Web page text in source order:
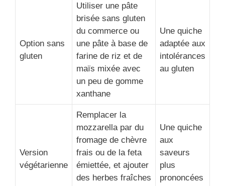
Option sans
gluten
Utiliser une pâte
brisée sans gluten
du commerce ou
une pâte à base de
farine de riz et de
maïs mixée avec
un peu de gomme
xanthane
Une quiche
adaptée aux
intolérances
au gluten
Version
végétarienne
Remplacer la
mozzarella par du
fromage de chèvre
frais ou de la feta
émiettée, et ajouter
des herbes fraîches
Une quiche
aux
saveurs
plus
prononcées